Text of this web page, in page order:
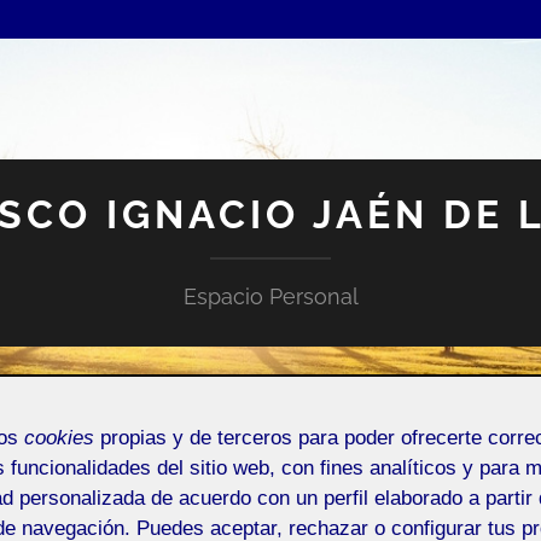
IGNACIO JAÉN DE
Espacio Personal
DE INCIDENCIAS O SUGERENCIAS
cookies propias y de terceros para poder ofrecerte
funcionalidades del sitio web, con fines analíticos y para
personalizada de acuerdo con un perfil elaborado a partir
navegación. Puedes aceptar, rechazar o configurar tus